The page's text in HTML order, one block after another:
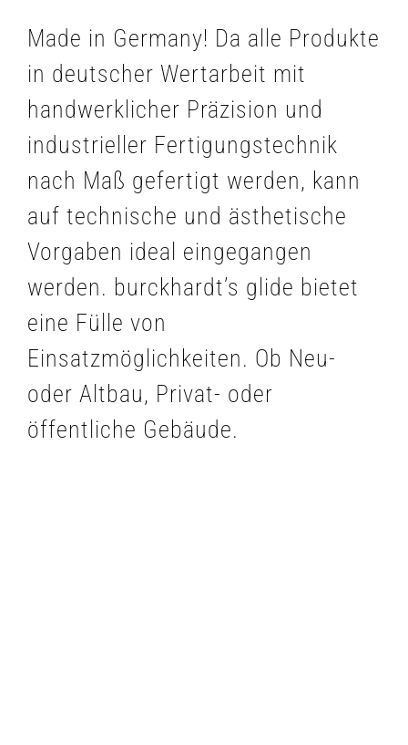
Made in Germany! Da alle Produkte
in deutscher Wertarbeit mit
handwerklicher Präzision und
industrieller Fertigungstechnik
nach Maß gefertigt werden, kann
auf technische und ästhetische
Vorgaben ideal eingegangen
werden. burckhardt’s glide bietet
eine Fülle von
Einsatzmöglichkeiten. Ob Neu-
oder Altbau, Privat- oder
öffentliche Gebäude.